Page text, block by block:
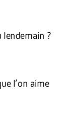
lendemain ?
l’on aime